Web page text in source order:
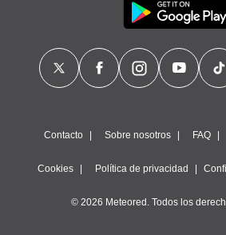
Contacto Sobre nosotros FAQ
Cookies Política de privacidad
© 2026 Meteored. Todos los